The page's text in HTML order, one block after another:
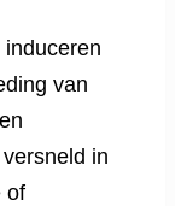
van
en
in
of